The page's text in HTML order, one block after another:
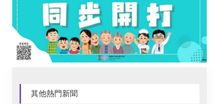
其他熱門新聞